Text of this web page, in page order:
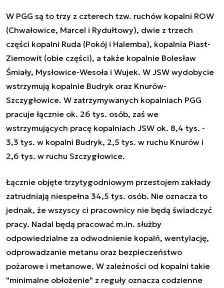
W PGG są to trzy z czterech tzw. ruchów kopalni ROW
(Chwałowice, Marcel i Rydułtowy), dwie z trzech
części kopalni Ruda (Pokój i Halemba), kopalnia Piast-
Ziemowit (obie części), a także kopalnie Bolesław
Śmiały, Mysłowice-Wesoła i Wujek. W JSW wydobycie
wstrzymują kopalnie Budryk oraz Knurów-
Szczygłowice. W zatrzymywanych kopalniach PGG
pracuje łącznie ok. 26 tys. osób, zaś we
wstrzymujących pracę kopalniach JSW ok. 8,4 tys. -
3,3 tys. w kopalni Budryk, 2,5 tys. w ruchu Knurów i
2,6 tys. w ruchu Szczygłowice.
Łącznie objęte trzytygodniowym przestojem zakłady
zatrudniają niespełna 34,5 tys. osób. Nie oznacza to
jednak, że wszyscy ci pracownicy nie będą świadczyć
pracy. Nadal będą pracować m.in. służby
odpowiedzialne za odwodnienie kopalń, wentylację,
odprowadzanie metanu oraz bezpieczeństwo
pożarowe i metanowe. W zależności od kopalni takie
"minimalne obłożenie" z reguły oznacza codzienne